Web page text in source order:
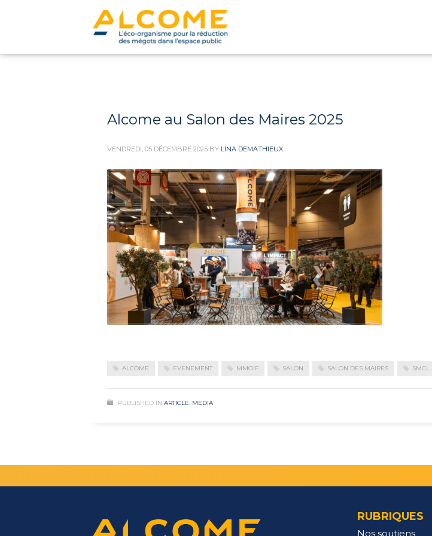
Alcome au Salon des Maires 2025
VENDREDI, 05 DÉCEMBRE 2025 BY LINA DEMATHIEUX
ALCOME EVENEMENT MMOIF SALON SALON DES MAIRES SMCL
PUBLISHED IN ARTICLE, MEDIA
RUBRIQUES
Nos soutiens